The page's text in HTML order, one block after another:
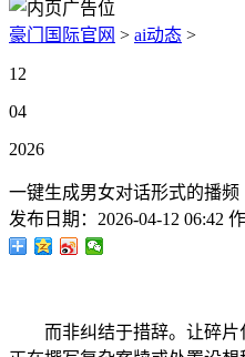
豪门国际官网 > ai动态 >
12
04
2026
一键生成男女对话形式的播频
发布日期： 2026-04-12 06:42
而非纠结于措辞。让碎片